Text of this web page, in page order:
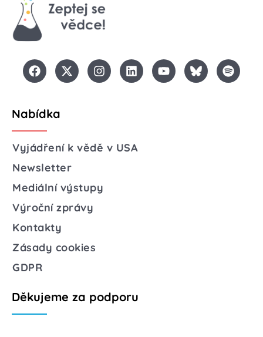
Nabídka
Vyjádření k vědě v USA
Newsletter
Mediální výstupy
Výroční zprávy
Kontakty
Zásady cookies
GDPR
Děkujeme za podporu